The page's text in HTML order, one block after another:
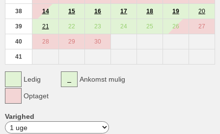
38 14 15 16 17 18 19 20
39 21 22 23 24 25 26 27
40 28 29 30
41
Ledig
Optaget
Ankomst mulig
Varighed